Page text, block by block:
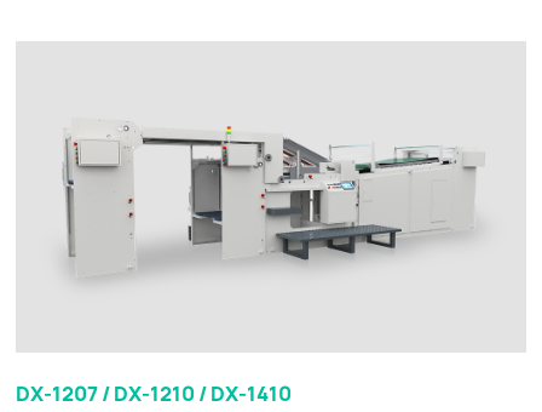
DX-1207 / DX-1210 / DX-1410